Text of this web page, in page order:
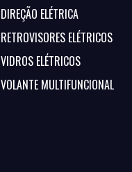
DIREÇÃO ELÉTRICA
RETROVISORES ELÉTRICOS
VIDROS ELÉTRICOS
VOLANTE MULTIFUNCIONAL